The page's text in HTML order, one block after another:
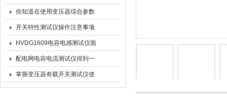
享
仪的功能有哪些
你知道在使用变压器综合参数
测试仪时的注意事项么
开关特性测试仪操作注意事项
HVDG1609电容电感测试仪面
板示意图
配电网电容电流测试仪得到一
些常识
掌握变压器有载开关测试仪使
用方法，守护电力安全